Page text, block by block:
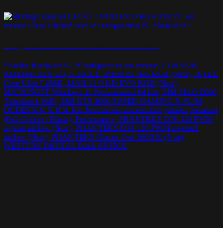
*Atelier Hardware31, *Configurateur sur mesure, CORSAIR
RM1000e ATX 3.0, G.SKILL Trident Z5 Neo RGB (Noir), INTEL
Core Ultra 7 265K, LIAN LI O11D EVO RGB (Noir),
MICROSOFT Windows 11 Professionnel 64 bits, MSI MAG Z890
Tomahawk WiFi, MSI RTX 4080 SUPER GAMING X SLIM,
OCDESIGN X H31 Kit d'extensions alimentation gainées premium
(Full Carbon / Black), Performance, PHANTEKS D30-120 PWM
regular airflow (Noir), PHANTEKS D30-120 PWM reversed
airflow (Noir), PHANTEKS Glacier One 360D30 (Noir),
WESTERN DIGITAL Black SN850X